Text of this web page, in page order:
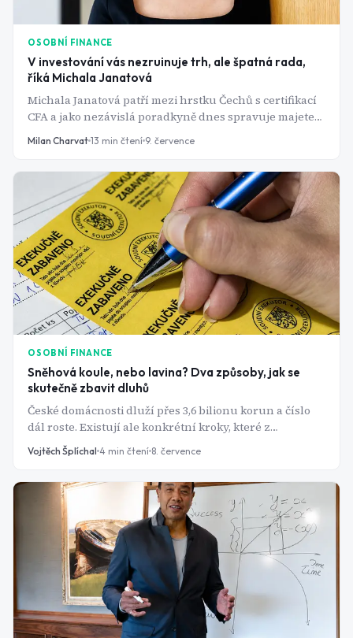
OSOBNÍ FINANCE
V investování vás nezruinuje trh, ale špatná rada,
říká Michala Janatová
Michala Janatová patří mezi hrstku Čechů s certifikací
CFA a jako nezávislá poradkyně dnes spravuje majetek
dohlíží na obsah médií v ekosystému Bulios, včetně
otázku „kam investovat" a soustředili se na něco
praktičtějšího: jak se v Česku bránit špatné radě,
prohlédnout provizní motivaci a nenechat se
zmanipulovat trhem ani prodejcem.
Milan Charvat 13 min čtení 9. července
OSOBNÍ FINANCE
Sněhová koule, nebo lavina? Dva způsoby, jak se
skutečně zbavit dluhů
České domácnosti dluží přes 3,6 bilionu korun a číslo
dál roste. Existují ale konkrétní kroky, které z
bludného kruhu splátek dokážou dostat i bez zázraků.
Vojtěch Šplíchal 4 min čtení 8. července